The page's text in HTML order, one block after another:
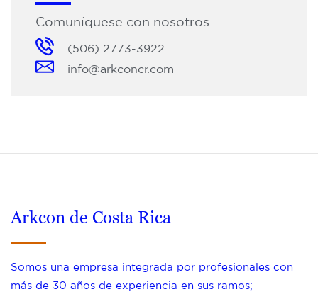
Comuníquese con nosotros
(506) 2773-3922
info@arkconcr.com
Arkcon de Costa Rica
Somos una empresa integrada por profesionales con
más de 30 años de experiencia en sus ramos;